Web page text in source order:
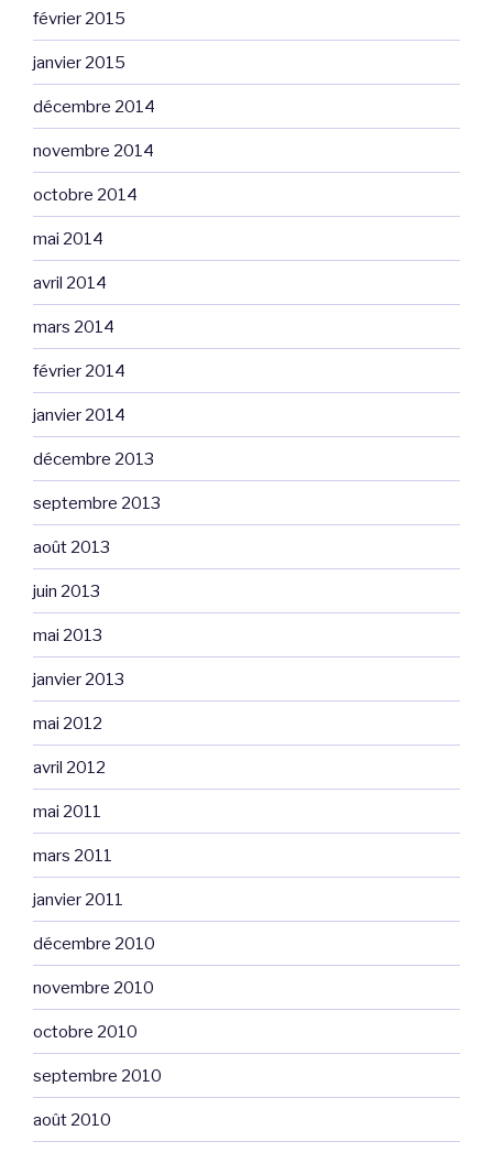
février 2015
janvier 2015
décembre 2014
novembre 2014
octobre 2014
mai 2014
avril 2014
mars 2014
février 2014
janvier 2014
décembre 2013
septembre 2013
août 2013
juin 2013
mai 2013
janvier 2013
mai 2012
avril 2012
mai 2011
mars 2011
janvier 2011
décembre 2010
novembre 2010
octobre 2010
septembre 2010
août 2010